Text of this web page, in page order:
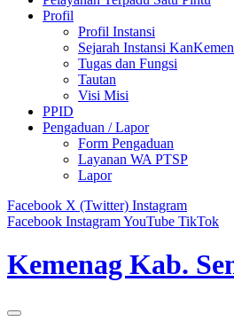
Profil
Profil Instansi
Sejarah Instansi
Tugas dan Fungsi
Tautan
Visi Misi
PPID
Pengaduan / Lapor
Form Pengaduan
Layanan WA PTSP
Lapor
Facebook X (Twitter) Instagram
Facebook InstagramYouTube TikTok
Kemenag Kab.